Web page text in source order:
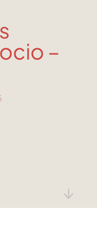
↓
–